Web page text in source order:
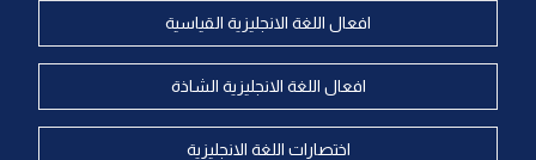
افعال اللغة الانجليزية القياسية
افعال اللغة الانجليزية الشاذة
اختصارات اللغة الانجليزية